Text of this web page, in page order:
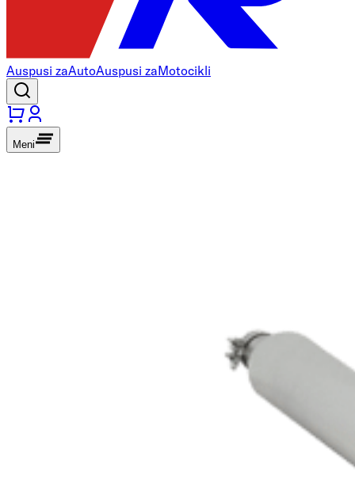
Auspusi zaAutoAuspusi zaMotocikli
Meni